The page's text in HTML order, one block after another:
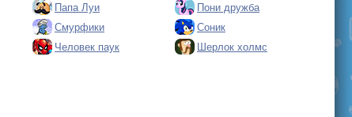
Папа Луи
Пони дружба
Смурфики
Соник
Человек паук
Шерлок холмс